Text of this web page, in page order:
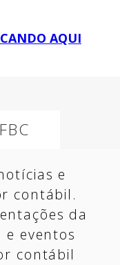
AQUI
e
contábil.
da
eventos
contábil